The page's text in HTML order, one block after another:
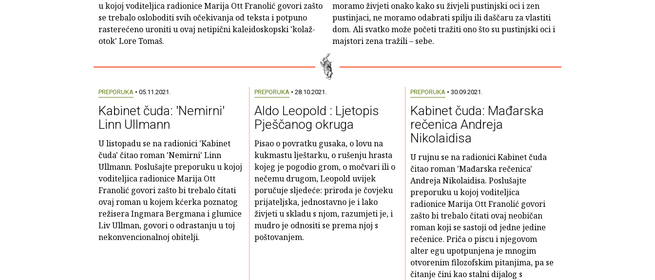
u kojoj voditeljica radionice Marija Ott Franolić govori zašto
se trebalo osloboditi svih očekivanja od teksta i potpuno
rasterećeno uroniti u ovaj netipični kaleidoskopski 'kolaž-
otok' Lore Tomaš.
moramo živjeti onako kako su živjeli pustinjski oci i zen
pustinjaci, ne moramo odabrati spilju ili daščaru za vlastiti
dom. Ali svatko može početi tražiti ono što su pustinjski oci i
majstori zena tražili – sebe.
PREPORUKA• 05.11.2021.
Kabinet čuda: 'Nemirni'
Linn Ullmann
U listopadu se na radionici 'Kabinet
čuda' čitao roman 'Nemirni' Linn
Ullmann. Poslušajte preporuku u kojoj
voditeljica radionice Marija Ott
Franolić govori zašto bi trebalo čitati
ovaj roman u kojem kćerka poznatog
režisera Ingmara Bergmana i glumice
Liv Ullman, govori o odrastanju u toj
nekonvencionalnoj obitelji.
PREPORUKA• 28.10.2021.
Aldo Leopold : Ljetopis
Pješčanog okruga
Pisao o povratku gusaka, o lovu na
kukmastu lještarku, o rušenju hrasta
kojeg je pogodio grom, o močvari ili o
nečemu drugom, Leopold uvijek
poručuje sljedeće: priroda je čovjeku
prijateljska, jednostavno je i lako
živjeti u skladu s njom, razumjeti je, i
mudro je odnositi se prema njoj s
poštovanjem.
PREPORUKA• 30.09.2021.
Kabinet čuda: Mađarska
rečenica Andreja
Nikolaidisa
U rujnu se na radionici Kabinet čuda
čitao roman 'Mađarska rečenica'
Andreja Nikolaidisa. Poslušajte
preporuku u kojoj voditeljica
radionice Marija Ott Franolić govori
zašto bi trebalo čitati ovaj neobičan
roman koji se sastoji od jedne jedine
rečenice. Priča o piscu i njegovom
alter egu upotpunjena je mnogim
otvorenim filozofskim pitanjima, pa se
čitanje čini kao stalni dijalog s